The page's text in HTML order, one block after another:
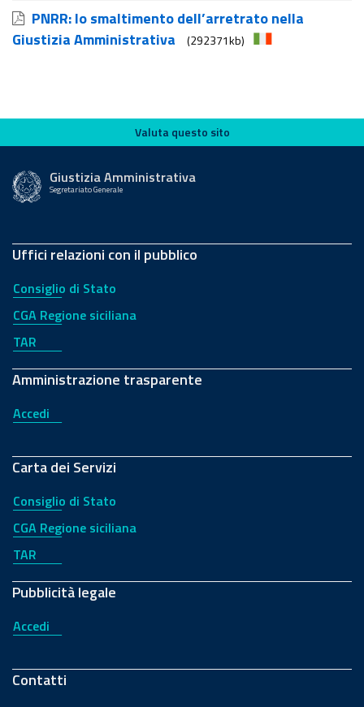
PNRR: lo smaltimento dell’arretrato nella
Giustizia Amministrativa
(292371kb)
Valuta questo sito
Valuta questo sito
Giustizia Amministrativa
Segretariato Generale
Uffici relazioni con il pubblico
Consiglio di Stato
CGA Regione siciliana
TAR
Amministrazione trasparente
Accedi
Carta dei Servizi
Consiglio di Stato
CGA Regione siciliana
TAR
Pubblicità legale
Accedi
Contatti